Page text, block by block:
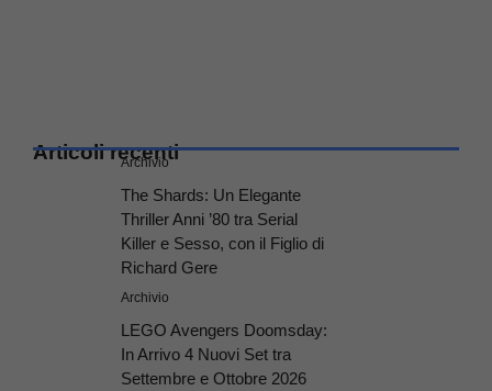
Articoli recenti
Archivio
The Shards: Un Elegante
Thriller Anni ’80 tra Serial
Killer e Sesso, con il Figlio di
Richard Gere
Archivio
LEGO Avengers Doomsday:
In Arrivo 4 Nuovi Set tra
Settembre e Ottobre 2026